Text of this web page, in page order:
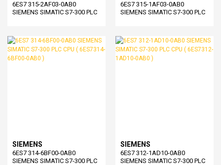
6ES7 315-2AF03-0AB0
SIEMENS SIMATIC S7-300 PLC
6ES7 315-1AF03-0AB0
SIEMENS SIMATIC S7-300 PLC
SIEMENS
6ES7 314-6BF00-0AB0
SIEMENS SIMATIC S7-300 PLC
SIEMENS
6ES7 312-1AD10-0AB0
SIEMENS SIMATIC S7-300 PLC